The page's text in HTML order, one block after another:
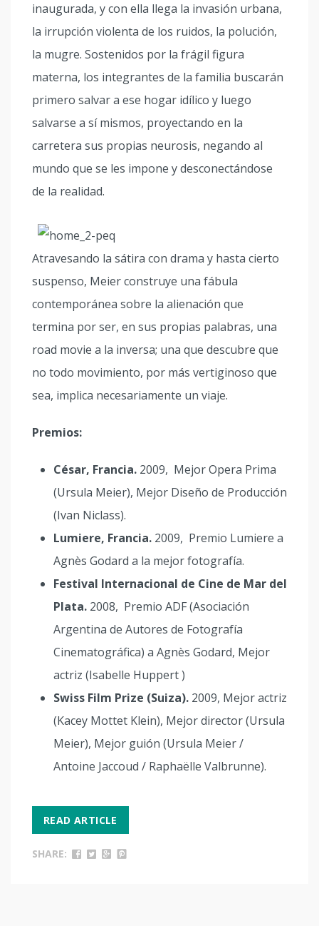
inaugurada, y con ella llega la invasión urbana,
la irrupción violenta de los ruidos, la polución,
la mugre. Sostenidos por la frágil figura
materna, los integrantes de la familia buscarán
primero salvar a ese hogar idílico y luego
salvarse a sí mismos, proyectando en la
carretera sus propias neurosis, negando al
mundo que se les impone y desconectándose
de la realidad.
Atravesando la sátira con drama y hasta cierto
suspenso, Meier construye una fábula
contemporánea sobre la alienación que
termina por ser, en sus propias palabras, una
road movie a la inversa; una que descubre que
no todo movimiento, por más vertiginoso que
sea, implica necesariamente un viaje.
Premios:
César, Francia. 2009, Mejor Opera Prima
(Ursula Meier), Mejor Diseño de Producción
(Ivan Niclass).
Lumiere, Francia. 2009, Premio Lumiere a
Agnès Godard a la mejor fotografía.
Festival Internacional de Cine de Mar del
Plata. 2008, Premio ADF (Asociación
Argentina de Autores de Fotografía
Cinematográfica) a Agnès Godard, Mejor
actriz (Isabelle Huppert )
Swiss Film Prize (Suiza). 2009, Mejor actriz
(Kacey Mottet Klein), Mejor director (Ursula
Meier), Mejor guión (Ursula Meier /
Antoine Jaccoud / Raphaëlle Valbrunne).
READ ARTICLE
SHARE: